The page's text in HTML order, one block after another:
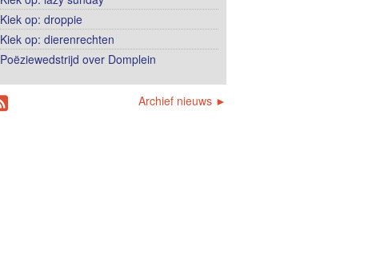
Kiek op: droppie
Kiek op: dierenrechten
Poëziewedstrijd over Domplein
Archief nieuws ►